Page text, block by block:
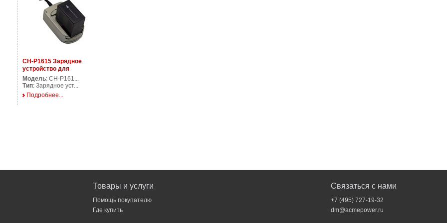
CH-P1615 Зарядное
устройство для
аккумуляторов фото/
видеокамер
Модель: CH-P161...
Тип: Зарядное уст...
Подробнее...
Товары и услуги
Помощь покупателю
Где купить
Связаться с нами
+7 (495) 727-19-32
dm@acmepower.ru